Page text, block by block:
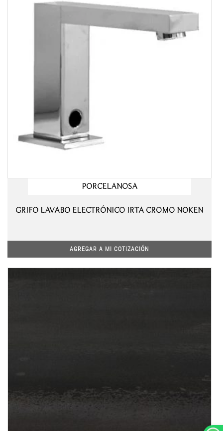
PORCELANOSA
GRIFO LAVABO ELECTRÓNICO IRTA CROMO NOKEN
AGREGAR A MI COTIZACIÓN